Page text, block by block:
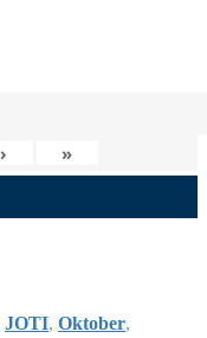
› »
JOTI, Oktober,